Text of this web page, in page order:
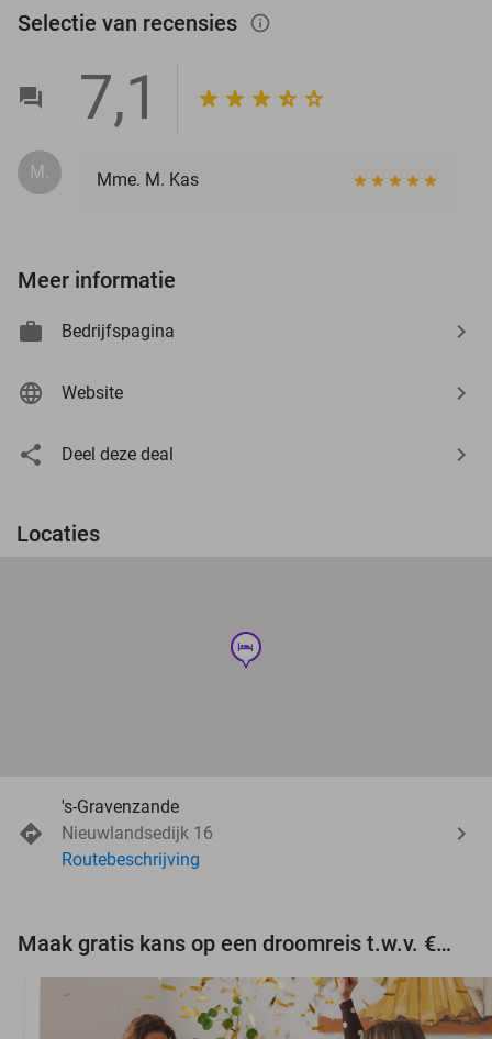
Selectie van recensies info_outlined
7,1
M. Mme. M. Kas
Meer informatie
Bedrijfspagina
Website
Deel deze deal
Locaties
hotel
's-Gravenzande
Nieuwlandsedijk 16
Routebeschrijving
Maak gratis kans op een droomreis t.w.v. €3.000!